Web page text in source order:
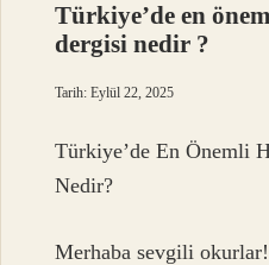
Türkiye’de en
dergisi nedir ?
Tarih: Eylül 22, 2025
Türkiye’de En Önemli
Nedir?
Merhaba sevgili